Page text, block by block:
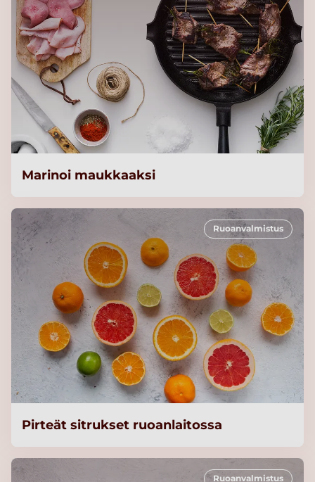
Marinoi maukkaaksi
Ruoanvalmistus
Pirteät sitrukset ruoanlaitossa
Ruoanvalmistus